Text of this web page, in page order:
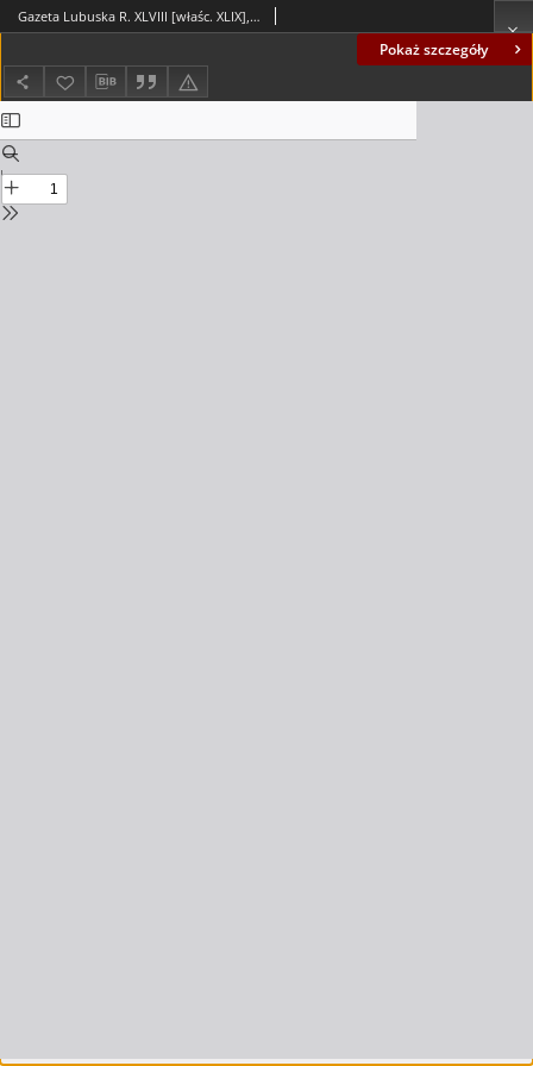
Pokaż szczegóły
Gazeta Lubuska R. XLVIII [właśc. XLIX], nr 16 (20 stycznia 2000). - Wyd. A